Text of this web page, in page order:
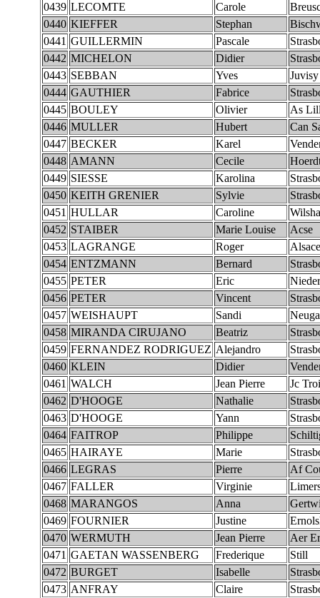
0439 LECOMTE Carole
0440 KIEFFER Stephan
0441 GUILLERMIN Pascale
0442 MICHELON Didier
0443 SEBBAN Yves
0444 GAUTHIER Fabrice
0445 BOULEY Olivier
As
0446 MULLER Hubert
Can
0447 BECKER Karel
0448 AMANN Cecile
0449 SIESSE Karolina
0450 KEITH GRENIER Sylvie
0451 HULLAR Caroline
0452 STAIBER Marie Louise
Acse
0453 LAGRANGE Roger
0454 ENTZMANN Bernard
0455 PETER Eric
0456 PETER Vincent
0457 WEISHAUPT Sandi
0458 MIRANDA CIRUJANO Beatriz
0459 FERNANDEZ RODRIGUEZ Alejandro
0460 KLEIN Didier
0461 WALCH Jean Pierre
Jc
0462 D'HOOGE Nathalie
0463 D'HOOGE Yann
0464 FAITROP Philippe
0465 HAIRAYE Marie
0466 LEGRAS Pierre
Af
0467 FALLER Virginie
0468 MARANGOS Anna
0469 FOURNIER Justine
0470 WERMUTH Jean Pierre
Aer
0471 GAETAN WASSENBERG Frederique
Still
0472 BURGET Isabelle
0473 ANFRAY Claire